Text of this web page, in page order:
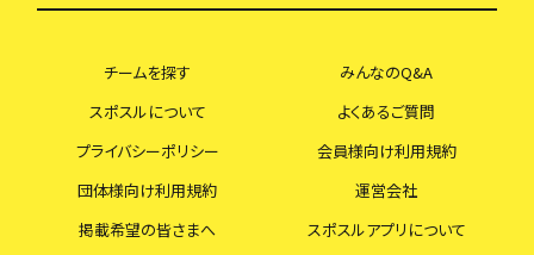
チームを探す
みんなのQ&A
スポスルについて
よくあるご質問
プライバシーポリシー
会員様向け利用規約
団体様向け利用規約
運営会社
掲載希望の皆さまへ
スポスルアプリについて